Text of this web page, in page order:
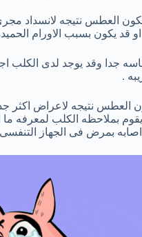
العطس نتيجه لانسداد
قد يكون بسبب الاورام
جدا وقد يوجد لدى الكلب
.
العطس نتيجه لاعراض اكثر
بملاحظه الكلب لمعرفه
بمرض فى الجهاز